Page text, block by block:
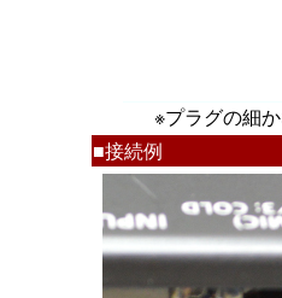
※プラグの細
■接続例